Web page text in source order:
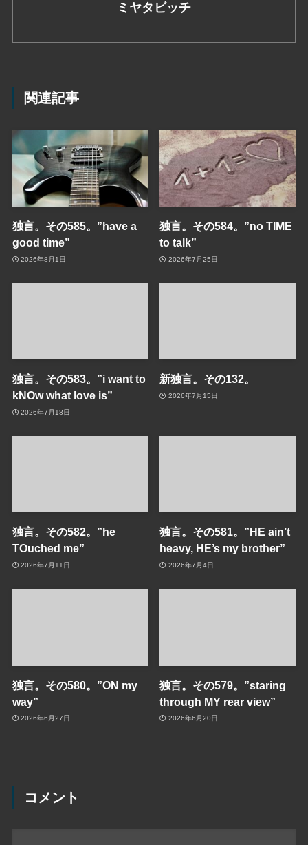
ミヤタビッチ
関連記事
独言。その585。”have a
good time”
2026年8月1日
独言。その584。”no TIME
to talk”
2026年7月25日
独言。その583。”i want to
kNOw what love is”
2026年7月18日
新独言。その132。
2026年7月15日
独言。その582。”he
TOuched me”
2026年7月11日
独言。その581。”HE ain’t
heavy, HE’s my brother”
2026年7月4日
独言。その580。”ON my
way”
2026年6月27日
独言。その579。”staring
through MY rear view”
2026年6月20日
コメント